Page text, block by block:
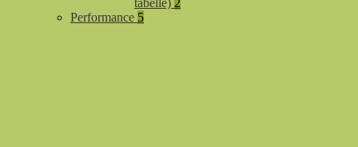
tabelle) 2
Performance 5